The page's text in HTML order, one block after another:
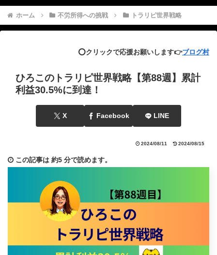
ホーム 不労所得への挑戦 トラリピ世界戦略
⭕️クリックで応援お願いします👉ブログ村
ひろこのトラリピ世界戦略【第88週】累計
利益30.5%に到達！
X Facebook LINE
2024/08/11 2024/08/15
この記事は 約5 分で読めます。